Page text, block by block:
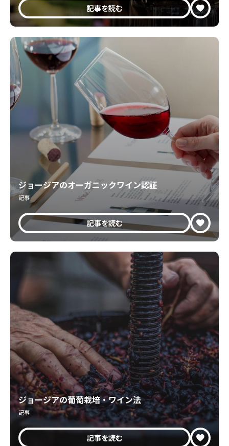
記事を読む
ジョージアのオーガニックワイン認証
記事
記事を読む
ジョージアの葡萄栽培・ワイン法
記事
記事を読む